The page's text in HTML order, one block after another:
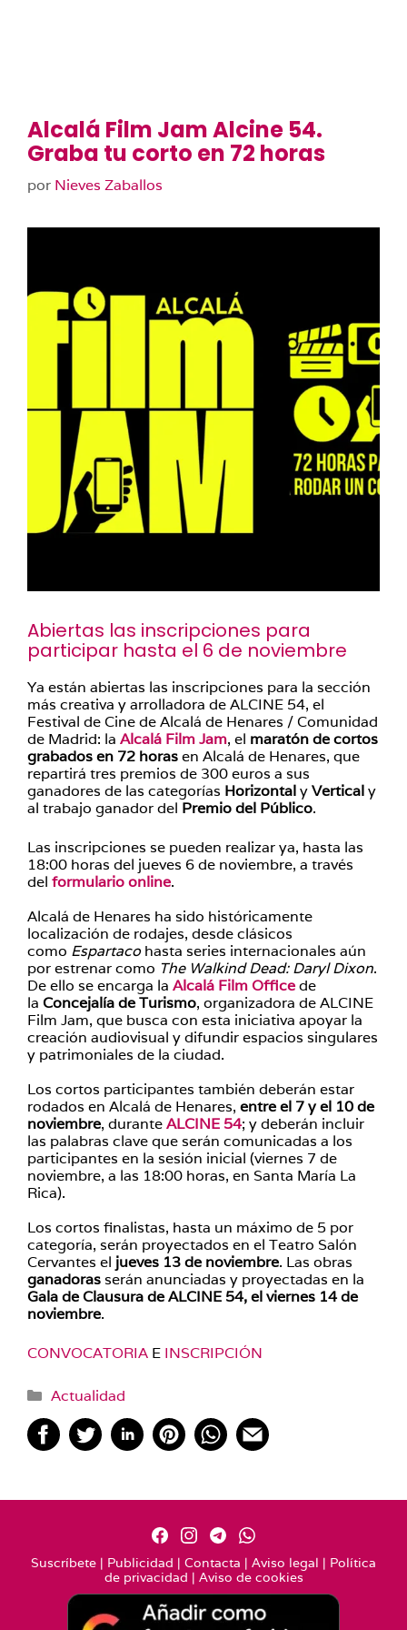
Alcalá Film Jam Alcine 54.
Graba tu corto en 72 horas
por Nieves Zaballos
Abiertas las inscripciones para
participar hasta el 6 de noviembre
Ya están abiertas las inscripciones para la sección
más creativa y arrolladora de ALCINE 54, el
Festival de Cine de Alcalá de Henares / Comunidad
de Madrid: la Alcalá Film Jam, el maratón de cortos
grabados en 72 horasen Alcalá de Henares, que
repartirá tres premios de 300 euros a sus
ganadores de las categorías HorizontalyVerticaly
al trabajo ganador del Premio del Público.
Las inscripciones se pueden realizar ya, hasta las
18:00 horas del jueves 6 de noviembre, a través
del formulario online.
Alcalá de Henares ha sido históricamente
localización de rodajes, desde clásicos
como Espartacohasta series internacionales aún
por estrenar como The Walkind Dead: Daryl Dixon.
De ello se encarga la Alcalá Film Officede
la Concejalía de Turismo, organizadora de ALCINE
Film Jam, que busca con esta iniciativa apoyar la
creación audiovisual y difundir espacios singulares
y patrimoniales de la ciudad.
Los cortos participantes también deberán estar
rodados en Alcalá de Henares, entre el 7 y el 10 de
noviembre, duranteALCINE 54; y deberán incluir
las palabras clave que serán comunicadas a los
participantes en la sesión inicial (viernes 7 de
noviembre, a las 18:00 horas, en Santa María La
Rica).
Los cortos finalistas, hasta un máximo de 5 por
categoría, serán proyectados en el Teatro Salón
Cervantes el jueves 13 de noviembre. Las obras
ganadorasserán anunciadas y proyectadas en la
Gala de Clausura de ALCINE 54, el viernes 14 de
noviembre.
CONVOCATORIA E INSCRIPCIÓN
Categorías
Actualidad
Suscríbete | Publicidad | Contacta | Aviso legal | Política
de privacidad | Aviso de cookies